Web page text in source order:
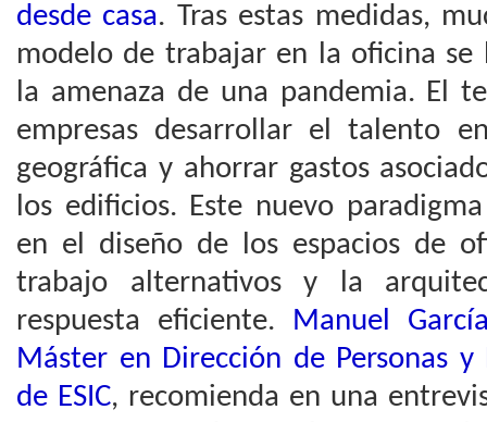
desde casa. Tras estas medidas,
modelo de trabajar en la oficina se
la amenaza de una pandemia. El
empresas desarrollar el talento
geográfica y ahorrar gastos
los edificios. Este nuevo
en el diseño de los espacios de
trabajo alternativos y la
respuesta eficiente. Manuel
Máster en Dirección de Personas
de ESIC, recomienda en una